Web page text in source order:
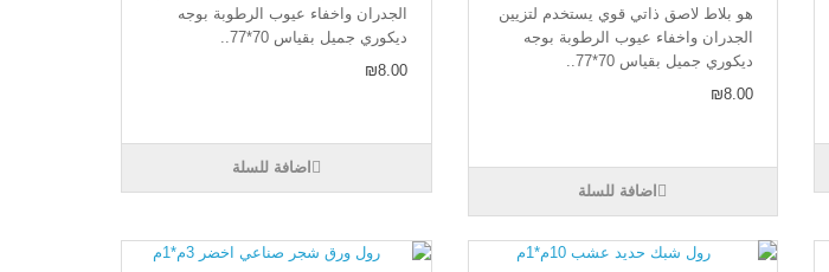
هو بلاط لاصق ذاتي قوي يستخدم لتزيين
الجدران واخفاء عيوب الرطوبة بوجه
ديكوري جميل بقياس 70*77..
₪8.00
اضافة للسلة
الجدران واخفاء عيوب الرطوبة بوجه
ديكوري جميل بقياس 70*77..
₪8.00
اضافة للسلة